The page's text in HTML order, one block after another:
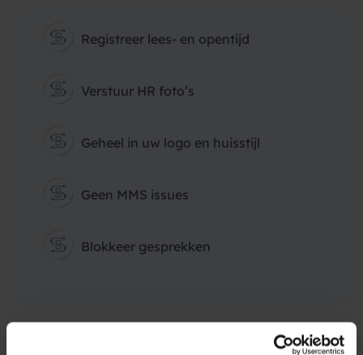
Registreer lees- en opentijd
Verstuur HR foto’s
Geheel in uw logo en huisstijl
Geen MMS issues
Blokkeer gesprekken